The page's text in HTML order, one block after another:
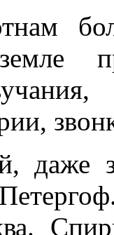
земле
даже